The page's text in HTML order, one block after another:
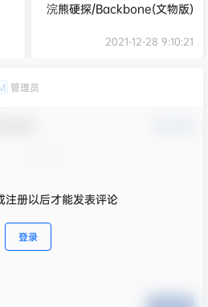
浣熊硬探/Backbone(文物版)
2021-12-28 9:10:21
管理员
注册以后才能发表评论
登录